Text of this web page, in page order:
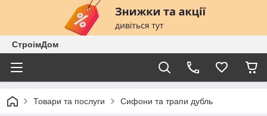
СтроімДом
Товари та послуги Сифони та трапи дубль